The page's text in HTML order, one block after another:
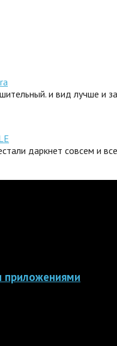
и вид лучше и
даркнет совсем и
приложениями